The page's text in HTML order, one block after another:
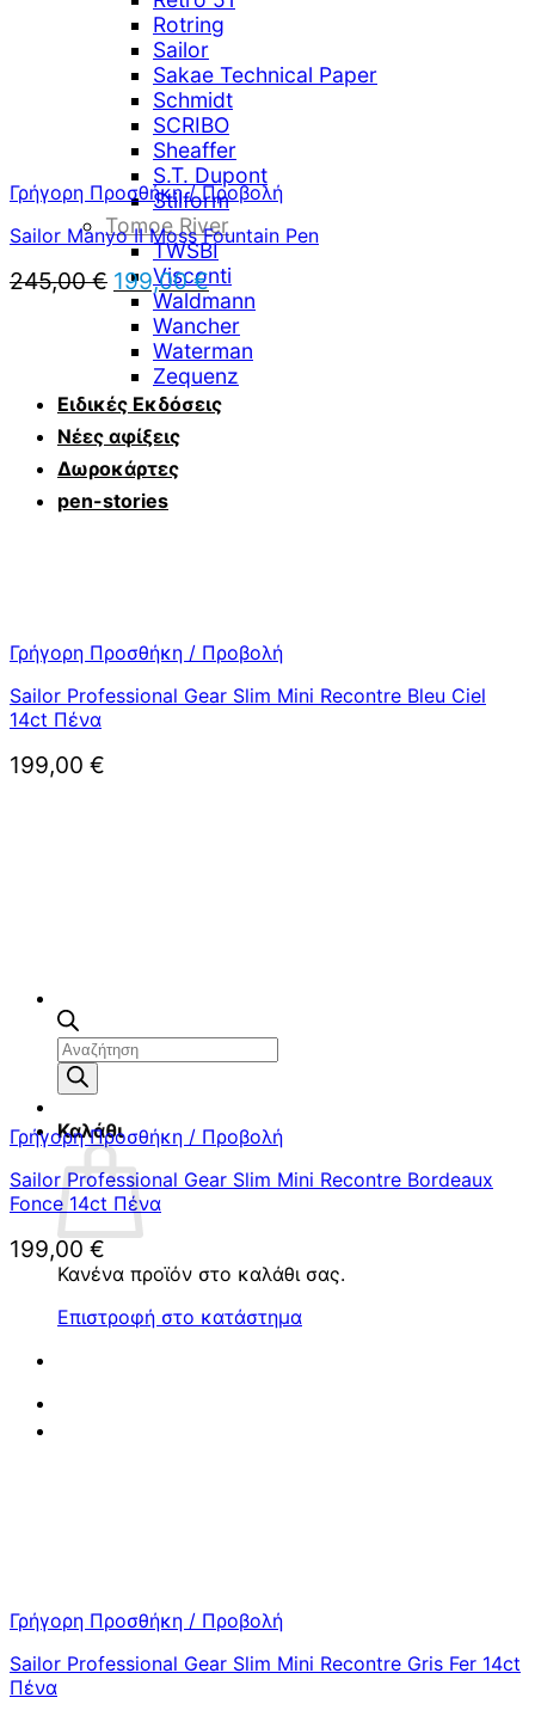
Rotring
Sailor
Sakae Technical Paper
Schmidt
SCRIBO
Sheaffer
S.T. Dupont
Stilform
Tomoe River
TWSBI
Visconti
Waldmann
Wancher
Waterman
Zequenz
Ειδικές Εκδόσεις
Νέες αφίξεις
Δωροκάρτες
pen-stories
Αναζήτηση
προϊόντων
Καλάθι
Κανένα προϊόν στο καλάθι σας.
Επιστροφή στο κατάστημα
Γρήγορη Προσθήκη / Προβολή
Sailor Manyo II Moss Fountain Pen
245,00€ Original
price
was:
245,00 €.
199,00€Η
τρέχουσα
τιμή
είναι:
199,00 €.
Γρήγορη Προσθήκη / Προβολή
Sailor Professional Gear Slim Mini Recontre Bleu Ciel
14ct Πένα
199,00 €
Γρήγορη Προσθήκη / Προβολή
Sailor Professional Gear Slim Mini Recontre Bordeaux
Fonce 14ct Πένα
199,00 €
Γρήγορη Προσθήκη / Προβολή
Sailor Professional Gear Slim Mini Recontre Gris Fer 14ct
Πένα